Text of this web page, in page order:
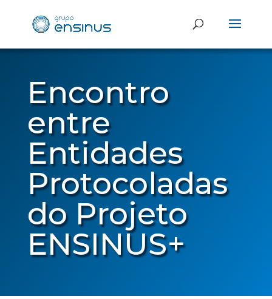
Encontro
entre
Entidades
Protocoladas
do Projeto
ENSINUS+